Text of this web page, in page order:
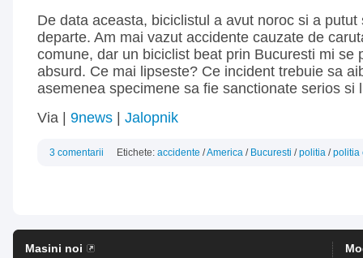
De data aceasta, biciclistul a avut noroc si a putut
departe. Am mai vazut accidente cauzate de
comune, dar un biciclist beat prin Bucuresti mi se
absurd. Ce mai lipseste? Ce incident trebuie sa
asemenea specimene sa fie sanctionate serios si
Via | 9news Jalopnik
3 comentarii Etichete: accidente /America / Bucuresti /politia /politia
Masini noi